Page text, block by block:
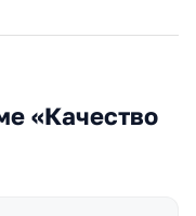
«Качество